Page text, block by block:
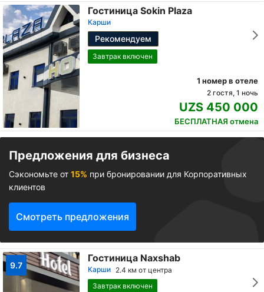
Гостиница Sokin Plaza
Карши
Рекомендуем
Завтрак включен
1 номер в отеле
2 гостя, 1 ночь
UZS 450 000
БЕСПЛАТНАЯ отмена
Предложения для бизнеса
Сэкономьте от 15% при бронировании для Корпоративных
клиентов
Смотреть предложения
9.7
Гостиница Naxshab
Карши 2.4 км от центра
Завтрак включен